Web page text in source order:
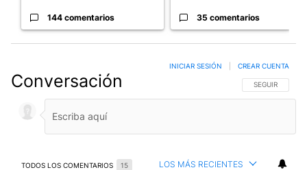
144 comentarios 35 comentarios
Conversación SIGA ESTA
SEGUIR
INICIAR SESIÓN CREAR CUENTA
TODOS LOS COMENTARIOS 15 LOS MÁS RECIENTES